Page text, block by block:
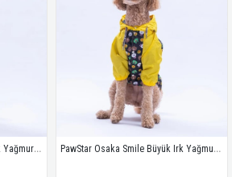
PawStar Rio Rainbow Büyük Irk Yağmurluk PawStar Osaka Smile Büyük Irk Yağmurluk